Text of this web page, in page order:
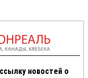
новостей о